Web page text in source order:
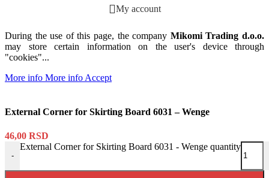
My account
During the use of this page, the company Mikomi Trading d.o.o.
may store certain information on the user's device through
"cookies"...
More info More info Accept
External Corner for Skirting Board 6031 – Wenge
46,00 RSD
-
External Corner for Skirting Board 6031 - Wenge quantity